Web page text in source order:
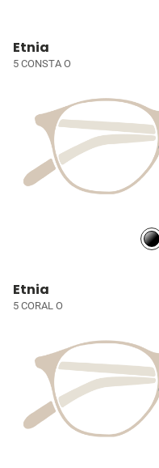
Etnia
5 CONSTA O
Etnia
5 CORAL O